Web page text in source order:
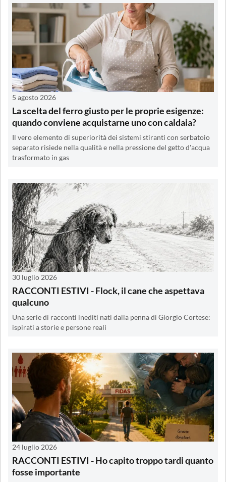
5 agosto 2026
La scelta del ferro giusto per le proprie esigenze:
quando conviene acquistarne uno con caldaia?
Il vero elemento di superiorità dei sistemi stiranti con serbatoio
separato risiede nella qualità e nella pressione del getto d'acqua
trasformato in gas
30 luglio 2026
RACCONTI ESTIVI - Flock, il cane che aspettava
qualcuno
Una serie di racconti inediti nati dalla penna di Giorgio Cortese:
ispirati a storie e persone reali
24 luglio 2026
RACCONTI ESTIVI - Ho capito troppo tardi quanto
fosse importante